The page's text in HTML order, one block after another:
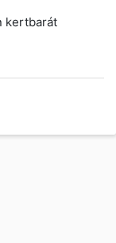
kertbarát